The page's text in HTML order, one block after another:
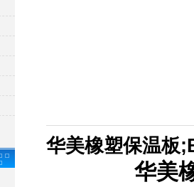
华美橡塑保温板
华美